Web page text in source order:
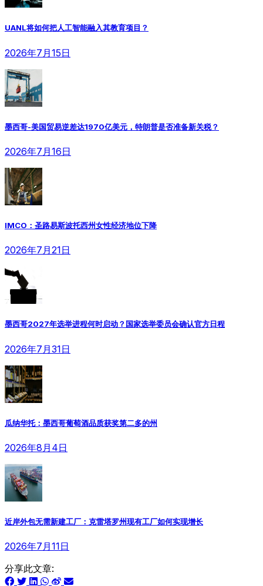
UANL将如何把人工智能融入其教育项目？
2026年7月15日
墨西哥-美国贸易逆差达1970亿美元，特朗普是否准备新关税？
2026年7月16日
IMCO：圣路易斯波托西州女性经济地位下降
2026年7月21日
墨西哥2027年选举进程何时启动？国家选举委员会确认官方日程
2026年7月31日
瓜纳华托：墨西哥葡萄酒品质获奖第二多的州
2026年8月4日
近岸外包无需新建工厂：克雷塔罗州现有工厂如何实现增长
2026年7月11日
分享此文章: